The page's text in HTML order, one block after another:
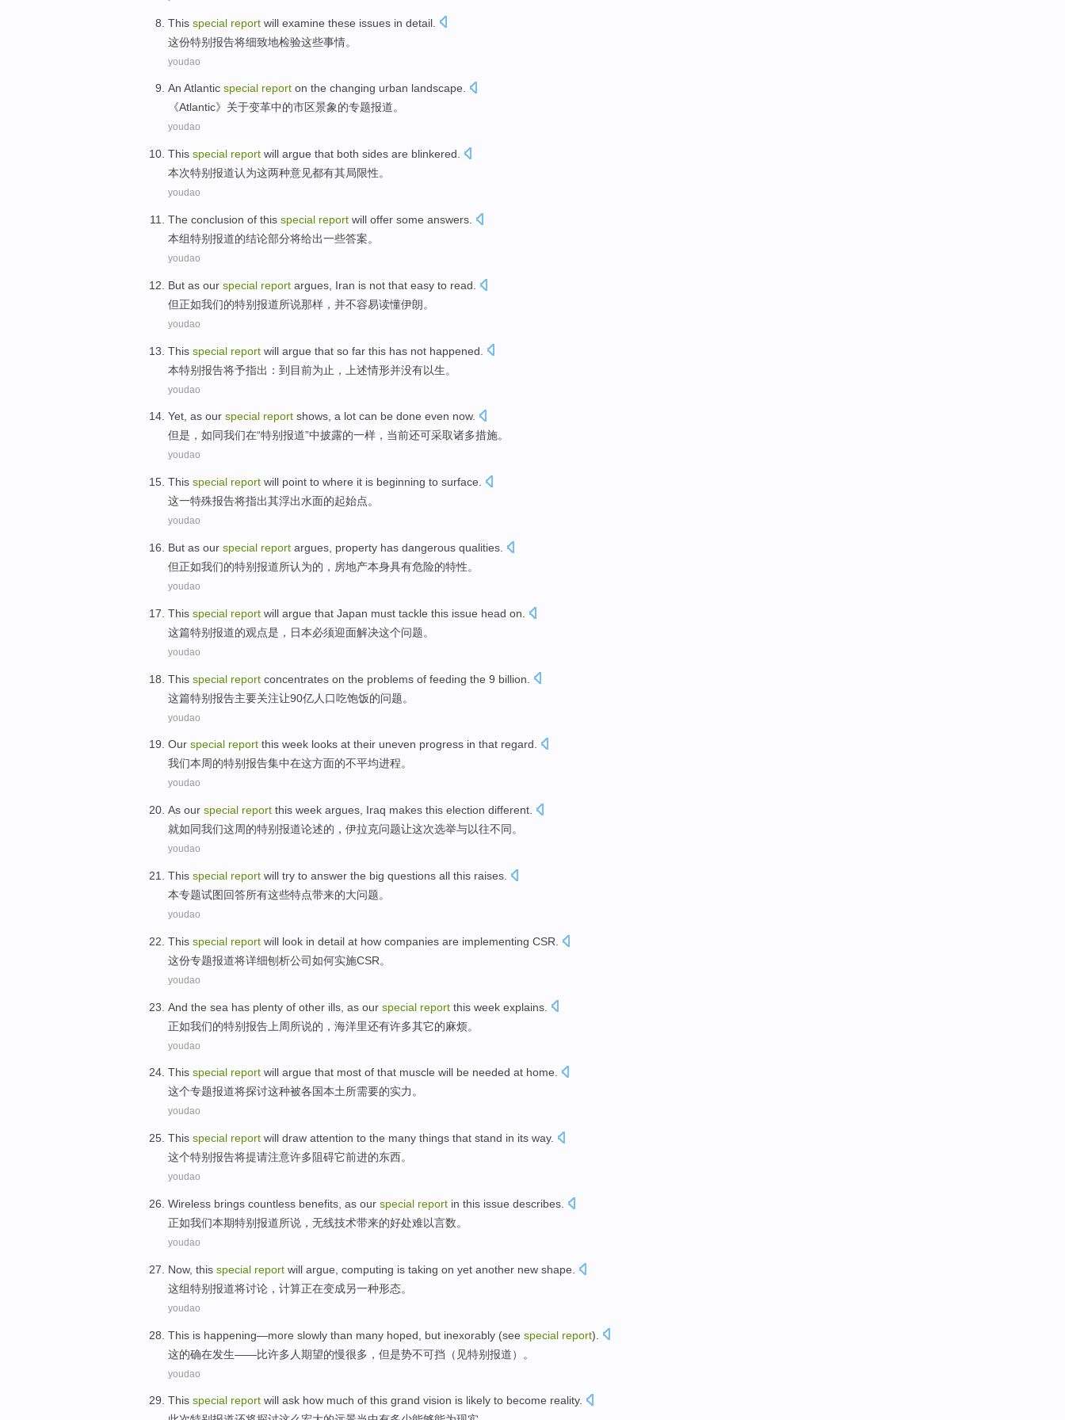
This special report will examine these issues in detail
这份特别报告将细致地检验这些事情。
youdao
An Atlantic special report on the changing urban landscape.
《Atlantic》 关于变革中的市区景象的专题报道。
youdao
This special report will argue that both sides are blinkered
本次特别报道认为这两种意见都有其局限性。
youdao
The conclusion of this special report will offer some answers
本组特别报道的结论部分将给出一些答案。
youdao
But as our special report argues Iran is not that easy to read
但正如我们的特别报道所说那样 ， 并不容易读懂伊朗。
youdao
This special report will argue that so far this has not happened
本特别报告将予指出 ：到目前为止 ， 上述情形并没有以生。
youdao
Yet, as our special report shows, a lot can be done even now.
但是 ， 如同我们在“特别报道”中披露的一样， 当前还可采取诸多措施。
youdao
This special report will point to where it is beginning to surface
这一特殊报告将指出其浮出水面的起始点。
youdao
But as our special report argues property has dangerous qualities
但正如我们的特别报道所认为的， 房地产本身具有危险的特性。
youdao
This special report will argue that Japan must tackle this issue head on.
这篇特别报道的观点是， 日本必须迎面解决这个问题。
youdao
This special report concentrates on the problems of feeding the 9 billion.
这篇特别报告主要关注让90亿人口吃饱饭的问题。
youdao
Our special report this week looks at their uneven progress in that regard.
我们本周的特别报告集中在这方面的不平均进程。
youdao
As our special report this week argues Iraq makes this election different
就如同我们这周的特别报道论述的， 伊拉克问题让这次选举与以往不同 。
youdao
This special report will try to answer the big questions all this raises
本专题试图回答所有这些特点带来的大问题。
youdao
This special report will look in detail at how companies are implementing CSR
这份专题报道将详细刨析公司如何实施CSR。
youdao
And the sea has plenty of other ills as our special report this week explains
正如我们的特别报告 上周所说的， 海洋里还有许多其它的麻烦。
youdao
This special report will argue that most of that muscle will be needed at home.
这个专题报道将探讨这种被各国本土所需要的实力。
youdao
This special report will draw attention to the many things that stand in its way.
这个特别报告将提请注意许多阻碍它前进的东西。
youdao
Wireless brings countless benefits as our special report in this issue describes
正如我们本期特别报道所说， 无线技术带来的好处难以言数。
youdao
Now, this special report will argue computing is taking on yet another new shape
这组特别报道将讨论 ， 计算正在变成另一种形态。
youdao
This is happening—more slowly than many hoped but inexorably (see special report).
这的确在发生——比许多人期望的慢很多 ， 但是势不可挡 （ 见特别报道）。
youdao
This special report will ask how much of this grand vision is likely to become reality.